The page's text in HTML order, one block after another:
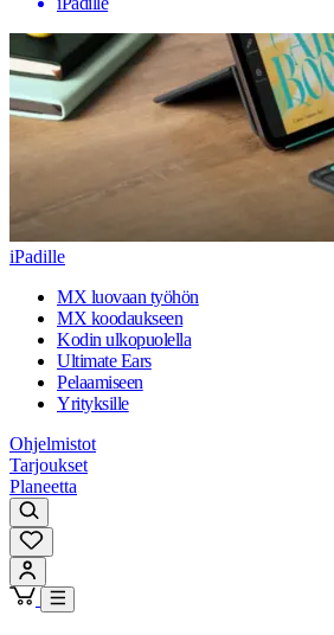
iPadille
MX luovaan työhön
MX koodaukseen
Kodin ulkopuolella
Ultimate Ears
Pelaamiseen
Yrityksille
Ohjelmistot
Tarjoukset
Planeetta